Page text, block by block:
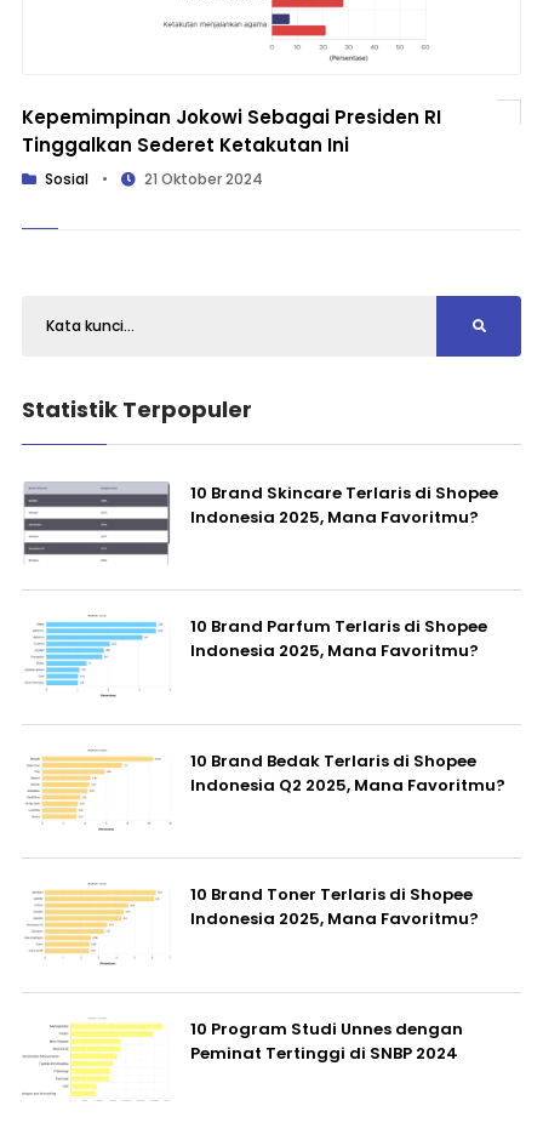
Kepemimpinan Jokowi Sebagai Presiden RI
Tinggalkan Sederet Ketakutan Ini
Sosial • 21 Oktober 2024
Statistik Terpopuler
10 Brand Skincare Terlaris di Shopee
Indonesia 2025, Mana Favoritmu?
10 Brand Parfum Terlaris di Shopee
Indonesia 2025, Mana Favoritmu?
10 Brand Bedak Terlaris di Shopee
Indonesia Q2 2025, Mana Favoritmu?
10 Brand Toner Terlaris di Shopee
Indonesia 2025, Mana Favoritmu?
10 Program Studi Unnes dengan
Peminat Tertinggi di SNBP 2024